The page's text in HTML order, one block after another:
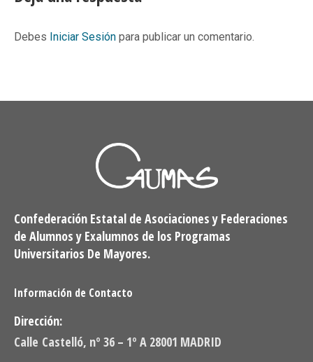
Debes Iniciar Sesión para publicar un comentario.
Confederación Estatal de Asociaciones y Federaciones
de Alumnos y Exalumnos de los Programas
Universitarios De Mayores.
Información de Contacto
Dirección:
Calle Castelló, nº 36 – 1º A 28001 MADRID